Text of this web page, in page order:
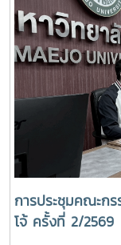
ศึกษาเพื่อการดำเนิ
สำคัญในการยกระดั
มาตรฐานสากล ทั้ง
ภัทร พัฒน์วิชัยโชติ ผู้
Assessor) เป็นวิท
ประสบการณ์แก่ผู้เ
ในการพัฒนาศักยภา
องค์กรสู่ความเป็น
EdPEx # กองพัฒ
การประชุมคณะก
โจ้ ครั้งที่ 2/2569